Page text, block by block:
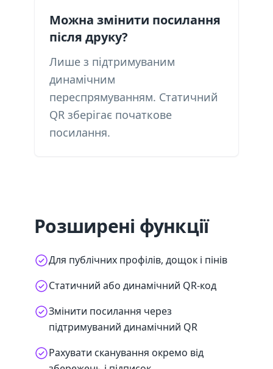
Можна змінити посилання
після друку?
Лише з підтримуваним
динамічним
переспрямуванням. Статичний
QR зберігає початкове
посилання.
Розширені функції
Для публічних профілів, дощок і пінів
Статичний або динамічний QR-код
Змінити посилання через
підтримуваний динамічний QR
Рахувати сканування окремо від